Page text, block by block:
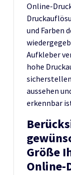
Online-
und Farben
Aufkleber
hohe
aussehen
erkennbar
Größe
Online-